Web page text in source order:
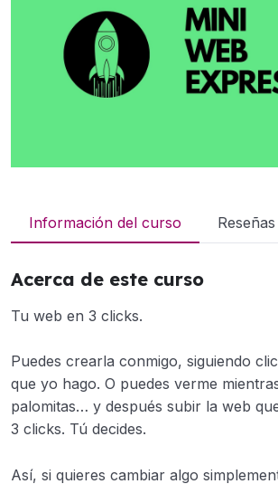
Información del curso Reseñas
Acerca de este curso
Tu web en 3 clicks.
Puedes crearla conmigo, siguiendo
que yo hago. O puedes verme
palomitas… y después subir la web
3 clicks. Tú decides.
Así, si quieres cambiar algo